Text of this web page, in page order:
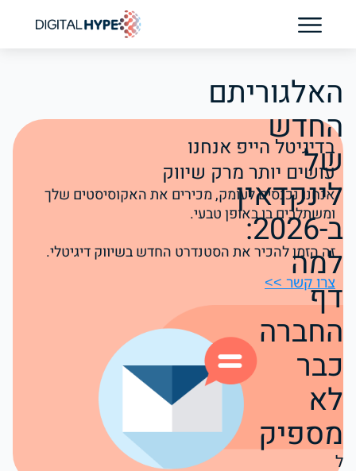
בדיגיטל הייפ אנחנו
עושים יותר מרק שיווק
אנחנו נכנסים לעומק, מכירים את האקוסיסטים שלך
ומשתלבים בו באופן טבעי.
זה הזמן להכיר את הסטנדרט החדש בשיווק דיגיטלי.
צרו קשר >>
האלגוריתם
החדש
של
לינקדאין
ב-2026:
למה
דף
החברה
כבר
לא
מספיק
ל